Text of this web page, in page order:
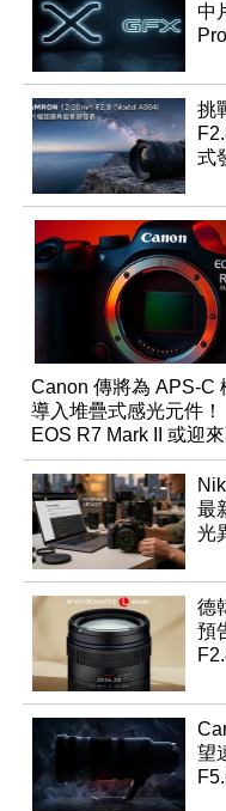
中
挑
式
Canon 傳將為 APS-C
導入堆疊式感光元件！
EOS R7 Mark II 或迎
速讀出升級
最
光
德
預
望